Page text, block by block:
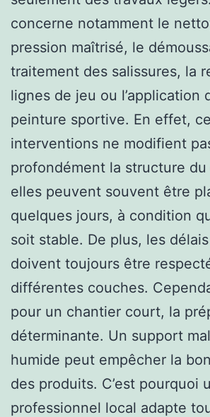
concerne notamment le
pression maîtrisé, le
traitement des salissures, la
lignes de jeu ou l’application
peinture sportive. En effet,
interventions ne modifient
profondément la structure
elles peuvent souvent être
quelques jours, à condition
soit stable. De plus, les
doivent toujours être
différentes couches.
pour un chantier court, la
déterminante. Un support
humide peut empêcher la
des produits. C’est pourquoi
professionnel local adapte